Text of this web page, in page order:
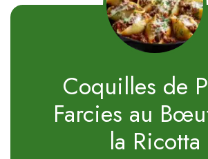
Coquilles de
Farcies au
la Ricotta